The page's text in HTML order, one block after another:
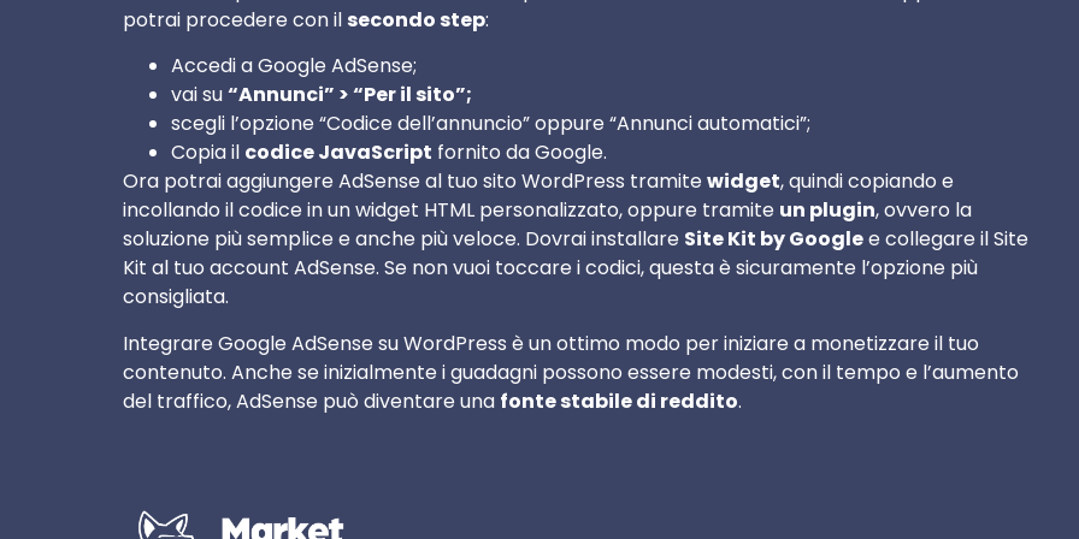
potrai procedere con il secondo step:
Accedi a Google AdSense;
vai su“Annunci” > “Per il sito”;
scegli l’opzione “Codice dell’annuncio” oppure “Annunci automatici”;
Copia il codice JavaScript fornito da Google.
Ora potrai aggiungere AdSense al tuo sito WordPress tramite widget, quindi copiando e
incollando il codice in un widget HTML personalizzato, oppure tramite un plugin, ovvero la
soluzione più semplice e anche più veloce. Dovrai installare Site Kit by Googlee collegare il Site
Kit al tuo account AdSense. Se non vuoi toccare i codici, questa è sicuramente l’opzione più
consigliata.
Integrare Google AdSense su WordPress è un ottimo modo per iniziare a monetizzare il tuo
contenuto. Anche se inizialmente i guadagni possono essere modesti, con il tempo e l’aumento
del traffico, AdSense può diventare una fonte stabile di reddito.